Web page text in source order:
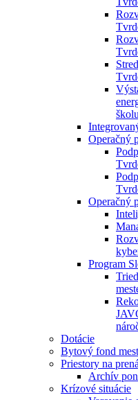
Operačný
Operačný
Program
Dotácie
Bytový fond
Priestory na
Archív
Krízové situácie